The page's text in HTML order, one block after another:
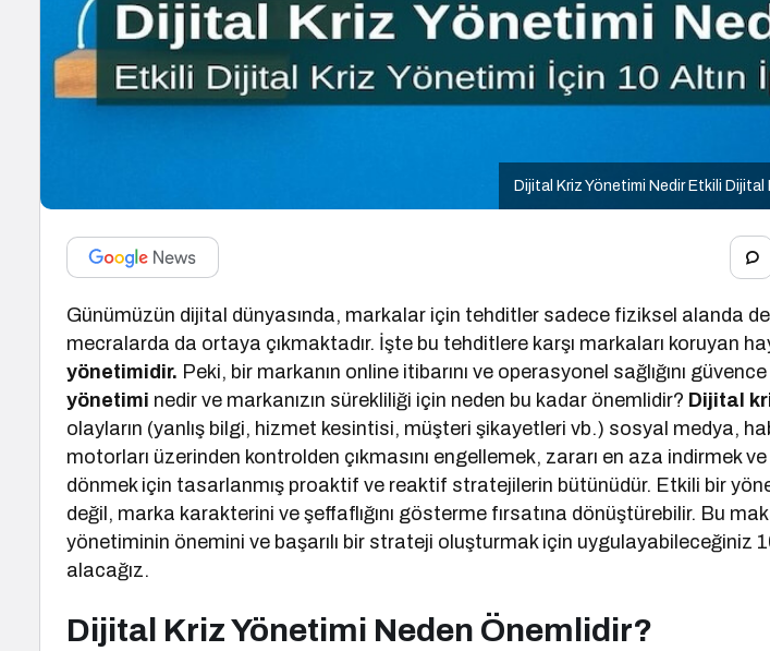
Dijital Kriz Yönetimi Nedir Etkili
Günümüzün dijital dünyasında, markalar için tehditler sadece fiziksel alanda
mecralarda da ortaya çıkmaktadır. İşte bu tehditlere karşı markaları koruyan
yönetimidir. Peki, bir markanın online itibarını ve operasyonel sağlığını
yönetimi nedir ve markanızın sürekliliği için neden bu kadar önemlidir? Dijital
olayların (yanlış bilgi, hizmet kesintisi, müşteri şikayetleri vb.) sosyal medya,
motorları üzerinden kontrolden çıkmasını engellemek, zararı en aza indirmek
dönmek için tasarlanmış proaktif ve reaktif stratejilerin bütünüdür. Etkili bir
değil, marka karakterini ve şeffaflığını gösterme fırsatına dönüştürebilir. Bu
yönetiminin önemini ve başarılı bir strateji oluşturmak için uygulayabileceğiniz
alacağız.
Dijital Kriz Yönetimi Neden Önemlidir?